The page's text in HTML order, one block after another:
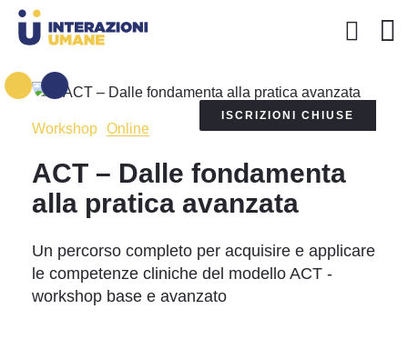
ISCRIZIONI CHIUSE
Workshop Online
ACT – Dalle fondamenta
alla pratica avanzata
Un percorso completo per acquisire e applicare
le competenze cliniche del modello ACT -
workshop base e avanzato